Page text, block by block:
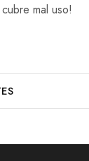
mal uso!